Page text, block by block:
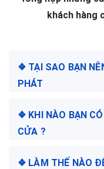
khách hàng
❖ TẠI SAO BẠN
PHÁT
❖ KHI NÀO BẠN
CỬA ?
❖ LÀM THẾ NÀO